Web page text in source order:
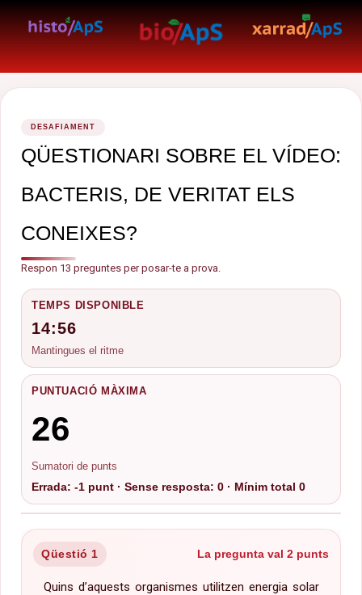
DESAFIAMENT
QÜESTIONARI SOBRE EL VÍDEO:
BACTERIS, DE VERITAT ELS
CONEIXES?
Respon 13 preguntes per posar-te a prova.
TEMPS DISPONIBLE
14:56
Mantingues el ritme
PUNTUACIÓ MÀXIMA
26
Sumatori de punts
Errada: -1 punt · Sense resposta: 0 · Mínim total 0
Qüestió 1 La pregunta val 2 punts
Quins d’aquests organismes utilitzen energia solar